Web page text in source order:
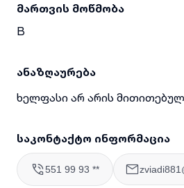
მართვის მოწმობა
B
ანაზღაურება
ხელფასი არ არის
საკონტაქტო ინფორმაცია
551 99 93 **